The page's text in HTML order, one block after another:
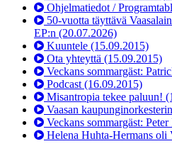
Ohjelmatiedot /
50-vuotta täyttävä
EP:n (20.07.2026)
Kuuntele (15.09.2015)
Ota yhteyttä (15.09.2015)
Veckans sommargäst:
Podcast (16.09.2015)
Misantropia tekee paluun!
Vaasan
Veckans sommargäst:
Helena Huhta-Hermans oli